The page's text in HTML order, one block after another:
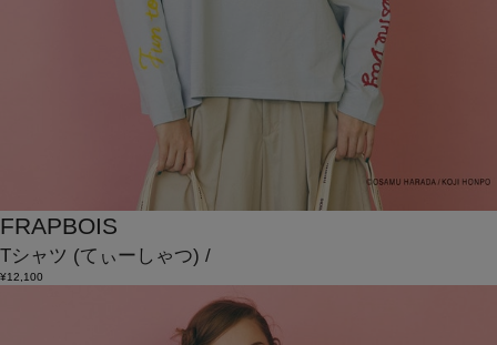
FRAPBOIS
Tシャツ (てぃーしゃつ) /
¥12,100